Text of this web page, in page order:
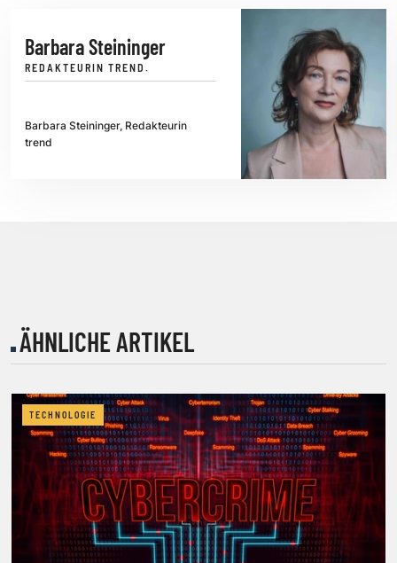
Barbara Steininger
REDAKTEURIN TREND.
Barbara Steininger, Redakteurin
trend
ÄHNLICHE ARTIKEL
TECHNOLOGIE